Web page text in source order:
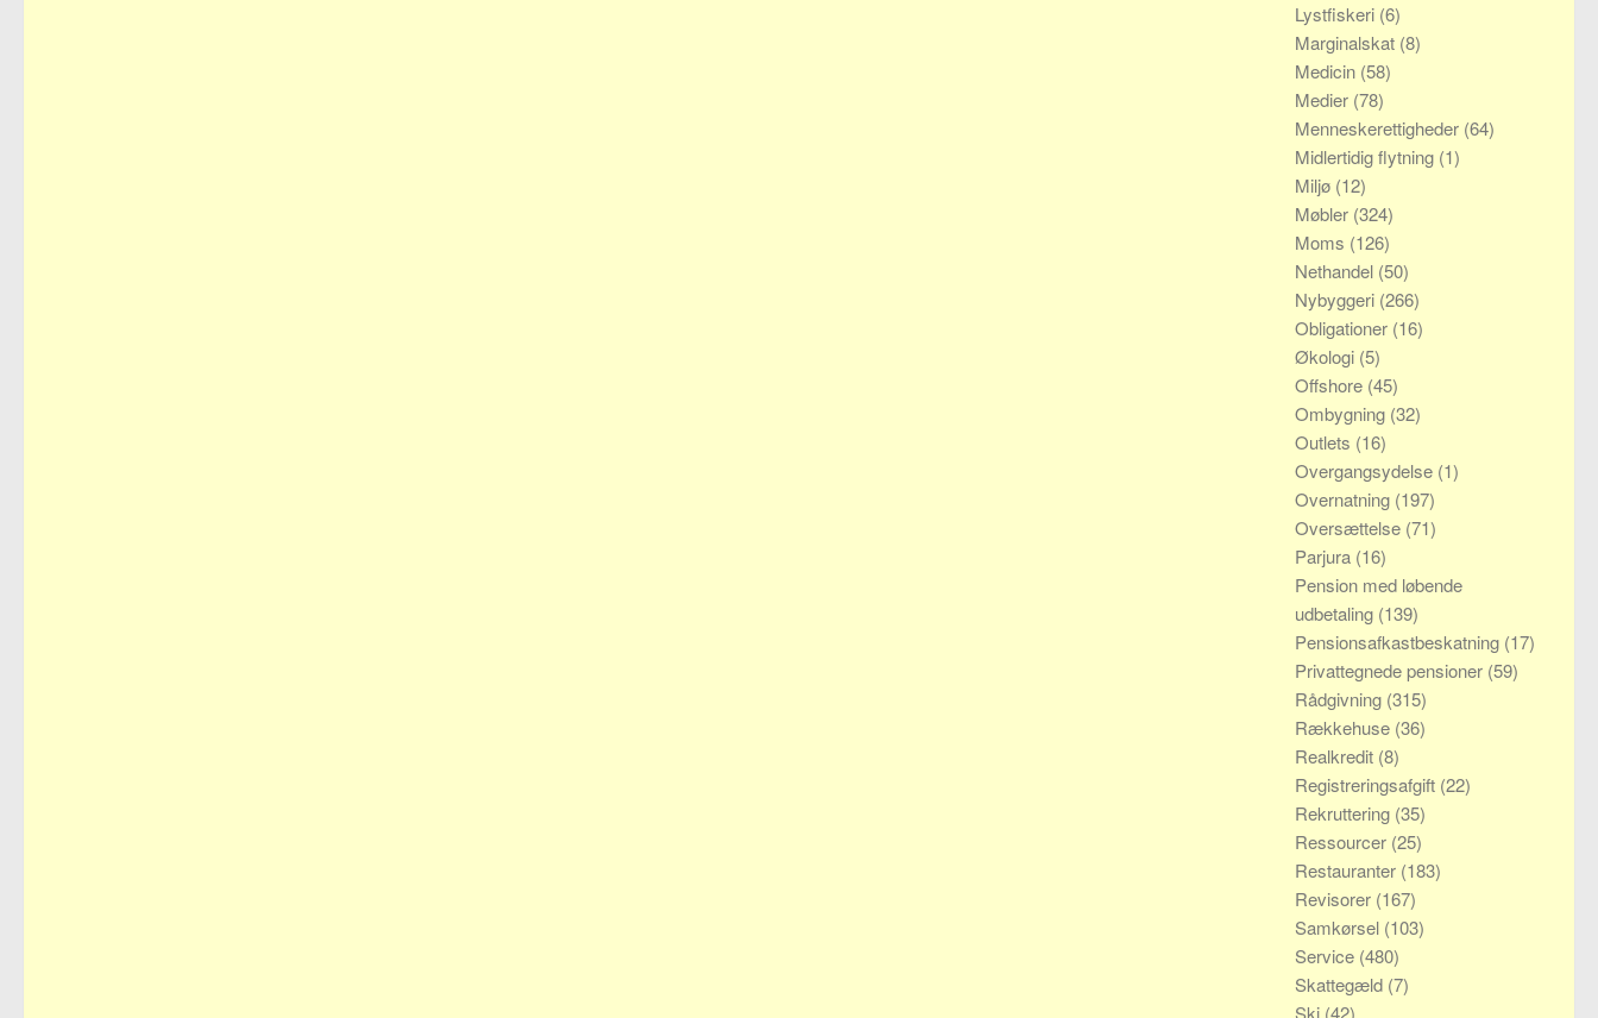
Lystfiskeri (6)
Marginalskat (8)
Medicin (58)
Medier (78)
Menneskerettigheder (64)
Midlertidig flytning (1)
Miljø (12)
Møbler (324)
Moms (126)
Nethandel (50)
Nybyggeri (266)
Obligationer (16)
Økologi (5)
Offshore (45)
Ombygning (32)
Outlets (16)
Overgangsydelse (1)
Overnatning (197)
Oversættelse (71)
Parjura (16)
Pension med løbende
udbetaling (139)
Pensionsafkastbeskatning (17)
Privattegnede pensioner (59)
Rådgivning (315)
Rækkehuse (36)
Realkredit (8)
Registreringsafgift (22)
Rekruttering (35)
Ressourcer (25)
Restauranter (183)
Revisorer (167)
Samkørsel (103)
Service (480)
Skattegæld (7)
Ski (42)